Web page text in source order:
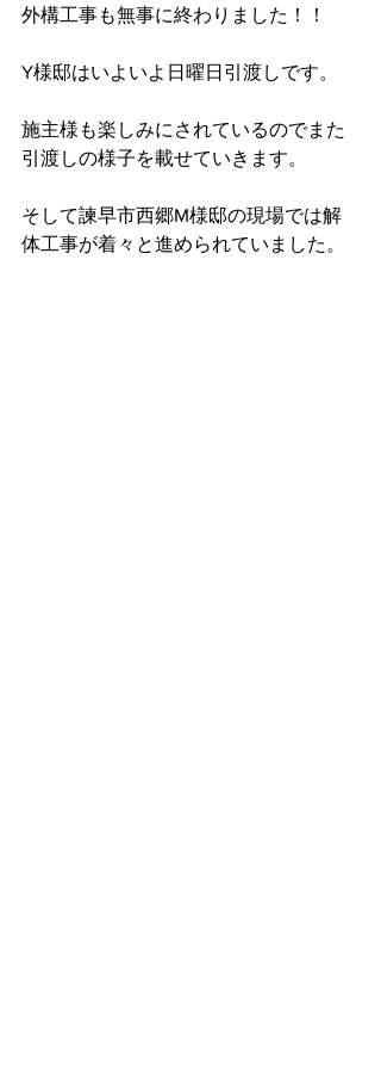
外構工事も無事に終わりました！！
Y様邸はいよいよ日曜日引渡しです。
施主様も楽しみにされているのでまた
引渡しの様子を載せていきます。
そして諫早市西郷M様邸の現場では解
体工事が着々と進められていました。